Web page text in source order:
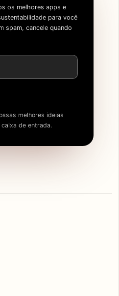
os melhores apps e
para você
spam, cancele quando
melhores ideias
de entrada.